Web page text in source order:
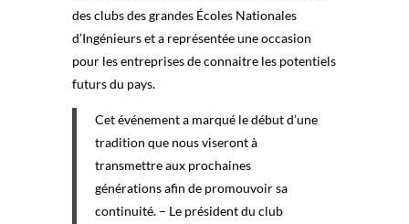
des clubs des grandes Écoles Nationales
d’Ingénieurs et a représentée une occasion
pour les entreprises de connaitre les potentiels
futurs du pays.
Cet événement a marqué le début d’une
tradition que nous viseront à
transmettre aux prochaines
générations afin de promouvoir sa
continuité. – Le président du club